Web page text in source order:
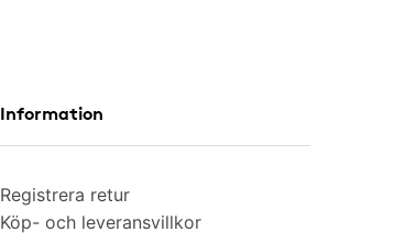
Information
Registrera retur
Köp- och leveransvillkor